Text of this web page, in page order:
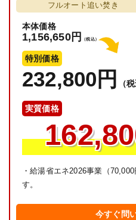
フルオート追い焚き
本体価格
1,156,650円 （税込）
特別価格
232,800円 （
実質価格
・給湯省エネ2026事業（
す。
今すぐ問